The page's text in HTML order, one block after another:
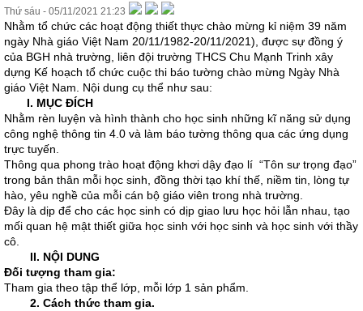
Thứ sáu - 05/11/2021 21:23
Nhằm tổ chức các hoạt động thiết thực chào mừng kỉ niệm 39 năm
ngày Nhà giáo Việt Nam 20/11/1982-20/11/2021), được sự đồng ý
của BGH nhà trường, liên đội trường THCS Chu Mạnh Trinh xây
dựng Kế hoạch tổ chức cuộc thi báo tường chào mừng Ngày Nhà
giáo Việt Nam. Nội dung cụ thể như sau:
I. MỤC ĐÍCH
Nhằm rèn luyện và hình thành cho học sinh những kĩ năng sử dụng
công nghệ thông tin 4.0 và làm báo tường thông qua các ứng dụng
trực tuyến.
Thông qua phong trào hoạt động khơi dậy đạo lí “Tôn sư trọng đạo”
trong bản thân mỗi học sinh, đồng thời tạo khí thế, niềm tin, lòng tự
hào, yêu nghề của mỗi cán bộ giáo viên trong nhà trường.
Đây là dịp để cho các học sinh có dịp giao lưu học hỏi lẫn nhau, tạo
mối quan hệ mật thiết giữa học sinh với học sinh và học sinh với thầy
cô.
II. NỘI DUNG
Đối tượng tham gia:
Tham gia theo tập thể lớp, mỗi lớp 1 sản phẩm.
2. Cách thức tham gia.